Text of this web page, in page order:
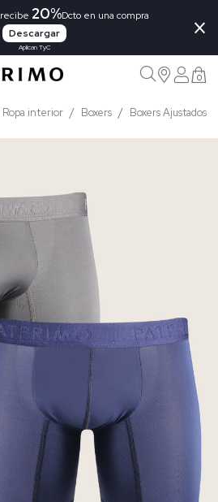
recibe 20%Dcto en una compra
Descargar
Aplican TyC
×
0
Ropa interior Boxers Boxers Ajustados